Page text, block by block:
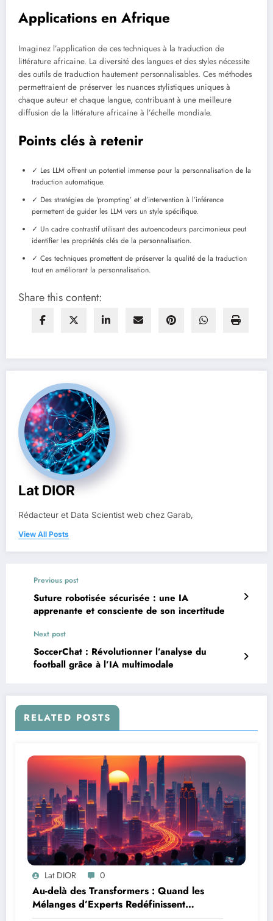
Applications en Afrique
Imaginez l’application de ces techniques à la traduction de
littérature africaine. La diversité des langues et des styles nécessite
des outils de traduction hautement personnalisables. Ces méthodes
permettraient de préserver les nuances stylistiques uniques à
chaque auteur et chaque langue, contribuant à une meilleure
diffusion de la littérature africaine à l’échelle mondiale.
Points clés à retenir
✓ Les LLM offrent un potentiel immense pour la personnalisation de la
traduction automatique.
✓ Des stratégies de ‘prompting’ et d’intervention à l’inférence
permettent de guider les LLM vers un style spécifique.
✓ Un cadre contrastif utilisant des autoencodeurs parcimonieux peut
identifier les propriétés clés de la personnalisation.
✓ Ces techniques promettent de préserver la qualité de la traduction
tout en améliorant la personnalisation.
Share this content:
Lat DIOR
Rédacteur et Data Scientist web chez Garab,
View All Posts
Previous post
Suture robotisée sécurisée : une IA
apprenante et consciente de son incertitude
Next post
SoccerChat : Révolutionner l’analyse du
football grâce à l’IA multimodale
RELATED POSTS
Lat DIOR 0
Au-delà des Transformers : Quand les
Mélanges d’Experts Redéfinissent
l’Efficacité de l’IA